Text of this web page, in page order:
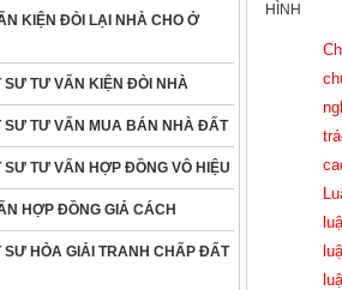
KIỆN ĐÒI LẠI NHÀ CHO Ở
SƯ TƯ VẤN KIỆN ĐÒI NHÀ
SƯ TƯ VẤN MUA BÁN NHÀ ĐẤT
SƯ TƯ VẤN HỢP ĐỒNG VÔ HIỆU
HỢP ĐỒNG GIẢ CÁCH
SƯ HÒA GIẢI TRANH CHẤP ĐẤT
HÌNH